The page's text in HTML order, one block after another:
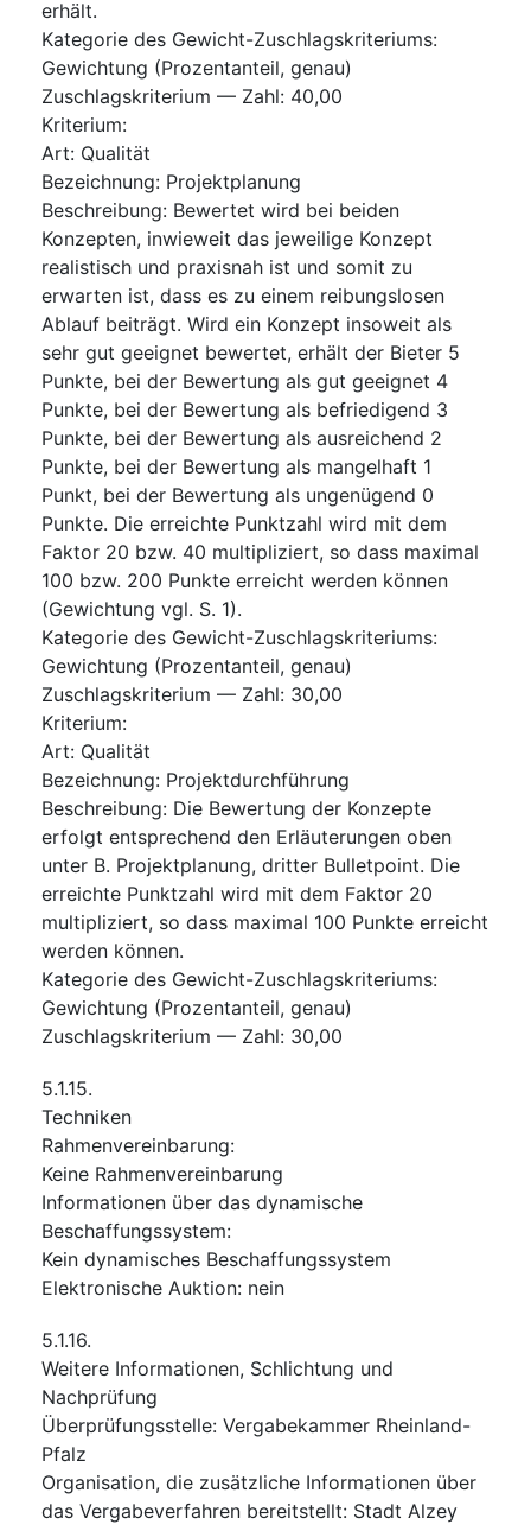
erhält.
Kategorie des Gewicht-Zuschlagskriteriums:
Gewichtung (Prozentanteil, genau)
Zuschlagskriterium — Zahl: 40,00
Kriterium:
Art: Qualität
Bezeichnung: Projektplanung
Beschreibung: Bewertet wird bei beiden
Konzepten, inwieweit das jeweilige Konzept
realistisch und praxisnah ist und somit zu
erwarten ist, dass es zu einem reibungslosen
Ablauf beiträgt. Wird ein Konzept insoweit als
sehr gut geeignet bewertet, erhält der Bieter 5
Punkte, bei der Bewertung als gut geeignet 4
Punkte, bei der Bewertung als befriedigend 3
Punkte, bei der Bewertung als ausreichend 2
Punkte, bei der Bewertung als mangelhaft 1
Punkt, bei der Bewertung als ungenügend 0
Punkte. Die erreichte Punktzahl wird mit dem
Faktor 20 bzw. 40 multipliziert, so dass maximal
100 bzw. 200 Punkte erreicht werden können
(Gewichtung vgl. S. 1).
Kategorie des Gewicht-Zuschlagskriteriums:
Gewichtung (Prozentanteil, genau)
Zuschlagskriterium — Zahl: 30,00
Kriterium:
Art: Qualität
Bezeichnung: Projektdurchführung
Beschreibung: Die Bewertung der Konzepte
erfolgt entsprechend den Erläuterungen oben
unter B. Projektplanung, dritter Bulletpoint. Die
erreichte Punktzahl wird mit dem Faktor 20
multipliziert, so dass maximal 100 Punkte erreicht
werden können.
Kategorie des Gewicht-Zuschlagskriteriums:
Gewichtung (Prozentanteil, genau)
Zuschlagskriterium — Zahl: 30,00
5.1.15.
Techniken
Rahmenvereinbarung:
Keine Rahmenvereinbarung
Informationen über das dynamische
Beschaffungssystem:
Kein dynamisches Beschaffungssystem
Elektronische Auktion: nein
5.1.16.
Weitere Informationen, Schlichtung und
Nachprüfung
Überprüfungsstelle: Vergabekammer Rheinland-
Pfalz
Organisation, die zusätzliche Informationen über
das Vergabeverfahren bereitstellt: Stadt Alzey